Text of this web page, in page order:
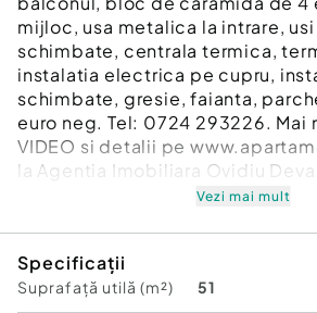
mijloc, usa metalica la intrare,
schimbate, centrala termica,
instalatia electrica pe cupru,
schimbate, gresie, faianta,
euro neg. Tel: 0724 293226. Mai
VIDEO si detalii pe
la Agentia Imobiliara Ovidiu Deva.
Vezi mai mult
Specificații
Suprafață utilă (m²) 51